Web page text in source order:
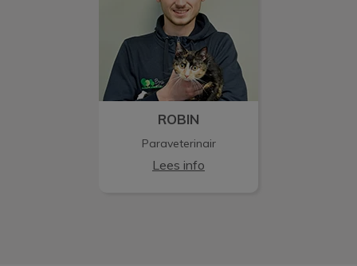
ROBIN
Paraveterinair
Lees info